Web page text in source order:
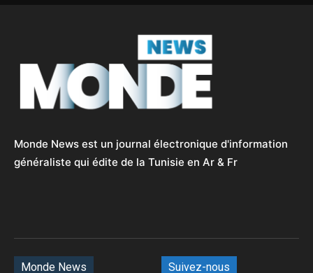
Monde News est un journal électronique d'information
généraliste qui édite de la Tunisie en Ar & Fr
Monde News Suivez-nous